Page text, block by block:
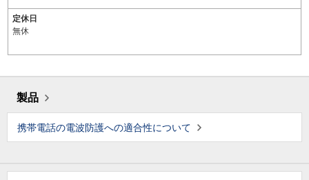
定休日
無休
製品
携帯電話の電波防護への適合性について